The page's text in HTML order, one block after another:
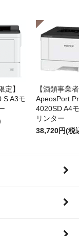
定】
S A3モ
【酒類事業
ApeosPort
4020SD A4
リンター
38,720円(税